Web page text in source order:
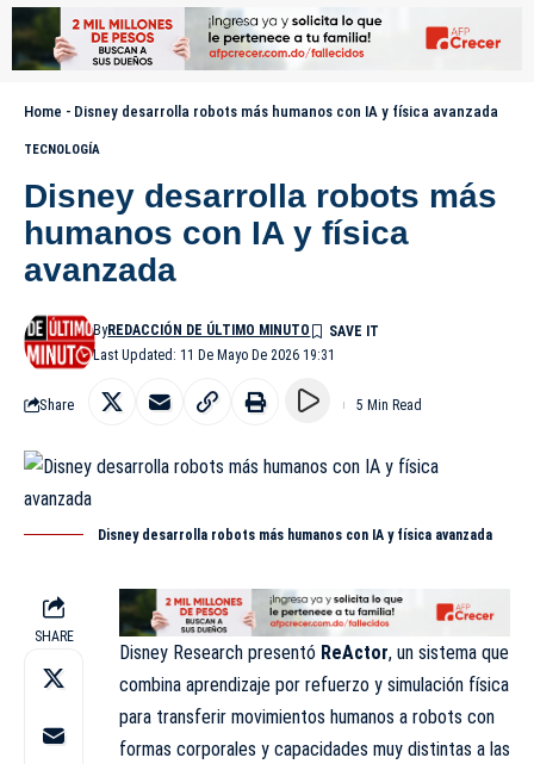
Home - Disney desarrolla robots más humanos con IA y física avanzada
TECNOLOGÍA
Disney desarrolla robots más
humanos con IA y física
avanzada
Last Updated: 11 De Mayo De 2026 19:31
ByREDACCIÓN DE ÚLTIMO MINUTO
Share 5 Min Read
Disney desarrolla robots más humanos con IA y física avanzada
SHARE
Disney Research presentó ReActor, un sistema que
combina aprendizaje por refuerzo y simulación física
para transferir movimientos humanos a robots con
formas corporales y capacidades muy distintas a las